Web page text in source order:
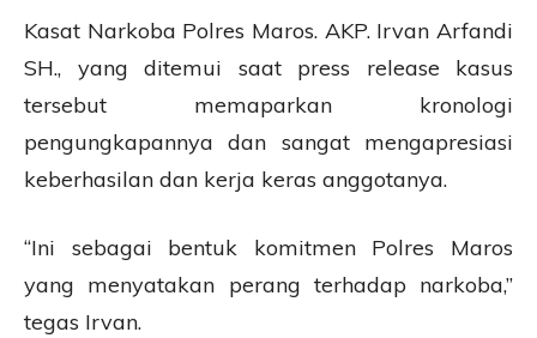
Kasat Narkoba Polres Maros. AKP. Irvan Arfandi
SH., yang ditemui saat press release kasus
tersebut memaparkan kronologi
pengungkapannya dan sangat mengapresiasi
keberhasilan dan kerja keras anggotanya.
“Ini sebagai bentuk komitmen Polres Maros
yang menyatakan perang terhadap narkoba,”
tegas Irvan.